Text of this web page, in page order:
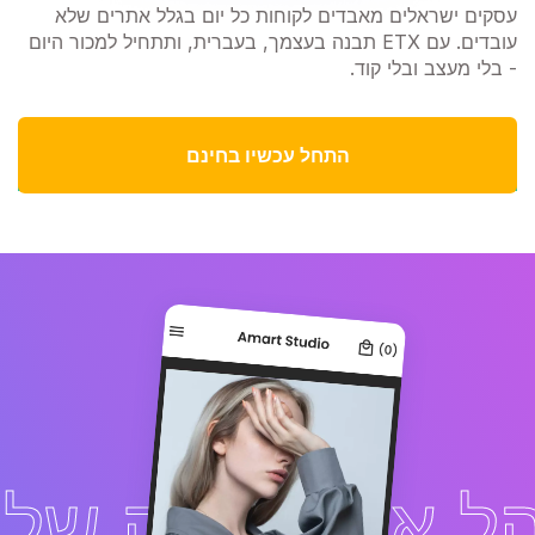
עסקים ישראלים מאבדים לקוחות כל יום בגלל אתרים שלא
עובדים. עם ETX תבנה בעצמך, בעברית, ותתחיל למכור היום
- בלי מעצב ובלי קוד.
התחל עכשיו בחינם